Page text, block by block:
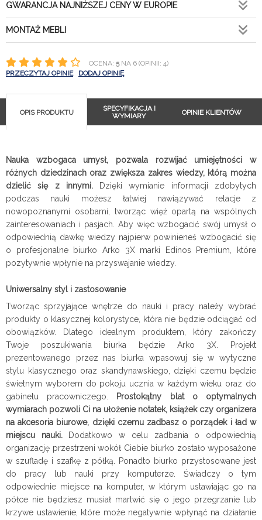
GWARANCJA NAJNIŻSZEJ CENY W EUROPIE
MONTAŻ MEBLI
OCENA: 5NA 6 (OPINII: 4)
PRZECZYTAJ OPINIE
DODAJ OPINIĘ
OPIS PRODUKTU
SPECYFIKACJA I
WYMIARY
OPINIE KLIENTÓW
Nauka wzbogaca umysł, pozwala rozwijać umiejętności w
różnych dziedzinach oraz zwiększa zakres wiedzy, którą można
dzielić się z innymi.Dzięki wymianie informacji zdobytych
podczas nauki możesz łatwiej nawiązywać relacje z
nowopoznanymi osobami, tworząc więź opartą na wspólnych
zainteresowaniach i pasjach. Aby więc wzbogacić swój umysł o
odpowiednią dawkę wiedzy najpierw powinieneś wzbogacić się
o profesjonalne biurko Arko 3X marki Edinos Premium, które
pozytywnie wpłynie na przyswajanie wiedzy.
Uniwersalny styl i zastosowanie
Tworząc sprzyjające wnętrze do nauki i pracy należy wybrać
produkty o klasycznej kolorystyce, która nie będzie odciągać od
obowiązków. Dlatego idealnym produktem, który zakończy
Twoje poszukiwania biurka będzie Arko 3X. Projekt
prezentowanego przez nas biurka wpasowuj się w wytyczne
stylu klasycznego oraz skandynawskiego, dzięki czemu będzie
świetnym wyborem do pokoju ucznia w każdym wieku oraz do
gabinetu pracowniczego. Prostokątny blat o optymalnych
wymiarach pozwoli Ci na ułożenie notatek, książek czy organizera
na akcesoria biurowe, dzięki czemu zadbasz o porządek i ład w
miejscu nauki.Dodatkowo w celu zadbania o odpowiednią
organizację przestrzeni wokół Ciebie biurko zostało wyposażone
w szufladę i szafkę z półką. Ponadto biurko przystosowane jest
do pracy lub nauki przy komputerze. Świadczy o tym
odpowiednie miejsce na komputer, w którym ustawiając go na
półce nie będziesz musiał martwić się o jego przegrzanie lub
krzywe ustawienie, które może negatywnie wpłynąć na działanie